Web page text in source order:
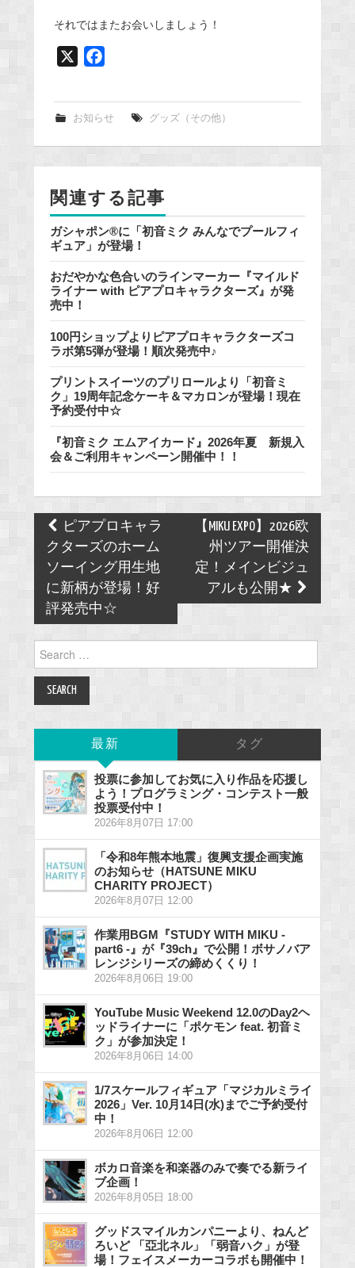
それではまたお会いしましょう！
e
k
お知らせ グッズ（その他）
関連する記事
ガシャポン®に「初音ミク みんなでプールフィ
ギュア」が登場！
おだやかな色合いのラインマーカー『マイルド
ライナー with ピアプロキャラクターズ』が発
売中！
100円ショップよりピアプロキャラクターズコ
ラボ第5弾が登場！順次発売中♪
プリントスイーツのプリロールより「初音ミ
ク」19周年記念ケーキ＆マカロンが登場！現在
予約受付中☆
『初音ミク エムアイカード』2026年夏 新規入
会＆ご利用キャンペーン開催中！！
Post
navigation
ピアプロキャラ
クターズのホーム
ソーイング用生地
に新柄が登場！好
評発売中☆
【MIKU EXPO】2026欧
州ツアー開催決
定！メインビジュ
アルも公開★
for:
最新 タグ
投票に参加してお気に入り作品を応援し
よう！プログラミング・コンテスト一般
投票受付中！
2026年8月07日 17:00
「令和8年熊本地震」復興支援企画実施
のお知らせ（HATSUNE MIKU
CHARITY PROJECT）
2026年8月07日 12:00
作業用BGM『STUDY WITH MIKU -
part6 -』が『39ch』で公開！ボサノバア
レンジシリーズの締めくくり！
2026年8月06日 19:00
YouTube Music Weekend 12.0のDay2ヘ
ッドライナーに「ポケモン feat. 初音ミ
ク」が参加決定！
2026年8月06日 14:00
1/7スケールフィギュア「マジカルミライ
2026」Ver. 10月14日(水)までご予約受付
中！
2026年8月06日 12:00
ボカロ音楽を和楽器のみで奏でる新ライ
ブ企画！
2026年8月05日 18:00
グッドスマイルカンパニーより、ねんど
ろいど 「亞北ネル」「弱音ハク」が登
場！フェイスメーカーコラボも開催中！